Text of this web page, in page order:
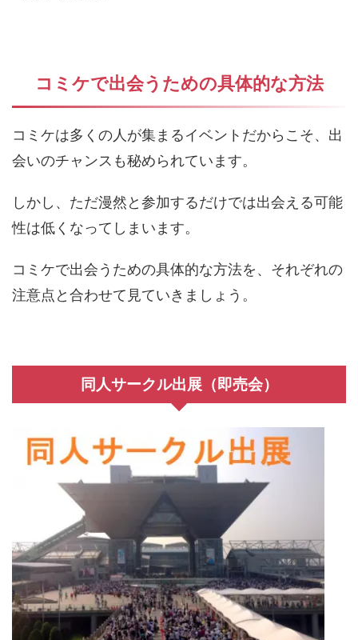
コミケで出会うための具体的な方法
コミケは多くの人が集まるイベントだからこそ、出
会いのチャンスも秘められています。
しかし、ただ漫然と参加するだけでは出会える可能
性は低くなってしまいます。
コミケで出会うための具体的な方法を、それぞれの
注意点と合わせて見ていきましょう。
同人サークル出展（即売会）